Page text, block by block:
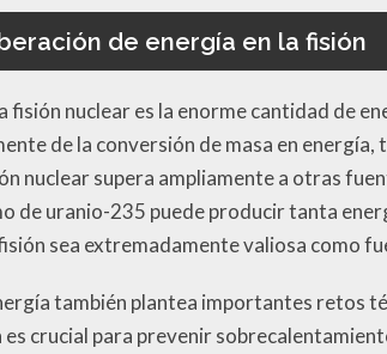
de energía en la fisión
fisión nuclear es la enorme cantidad de
de la conversión de masa en energía,
nuclear supera ampliamente a otras
de uranio-235 puede producir tanta
sea extremadamente valiosa como
también plantea importantes retos
crucial para prevenir